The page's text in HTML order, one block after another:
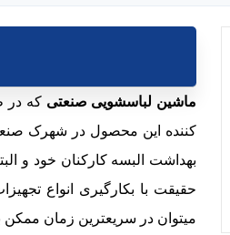
ماشین لباسشویی صنعتی
کننده این محصول در شهرک
بهداشت البسه کارکنان خود و
حقیقت با بکارگیری انواع
میتوان در سریعترین زمان ممکن